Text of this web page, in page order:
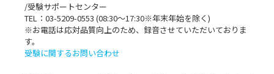
/受験サポートセンター
TEL：03-5209-0553 (08:30〜17:30※年末年始を除く)
※お電話は応対品質向上のため、録音させていただいておりま
す。
受験に関するお問い合わせ